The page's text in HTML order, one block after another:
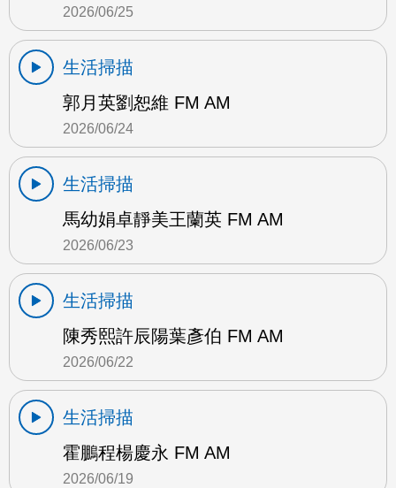
2026/06/25
生活掃描
郭月英劉恕維 FM AM
2026/06/24
生活掃描
馬幼娟卓靜美王蘭英 FM AM
2026/06/23
生活掃描
陳秀熙許辰陽葉彥伯 FM AM
2026/06/22
生活掃描
霍鵬程楊慶永 FM AM
2026/06/19